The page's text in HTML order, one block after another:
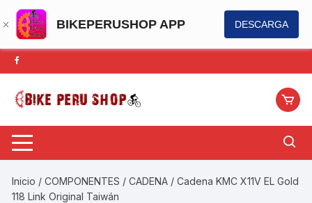
BIKEPERUSHOP APP DESCARGA
Saltar
al
contenido
Inicio /COMPONENTES /CADENA / Cadena KMC X11V EL Gold
118 Link Original Taiwán